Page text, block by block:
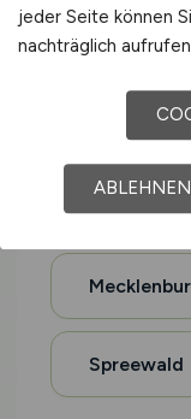
Uckermark
Spreewald
jeder Seite können
nachträglich
ABLEHNEN